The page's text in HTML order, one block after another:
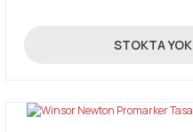
390,00 TL
STOKTA YOK